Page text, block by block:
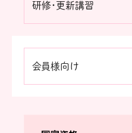
研修・更新講習
会員様向け